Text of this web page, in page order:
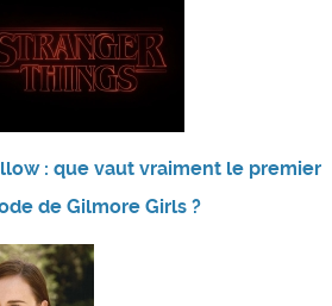
: que vaut vraiment le premier
de Gilmore Girls ?